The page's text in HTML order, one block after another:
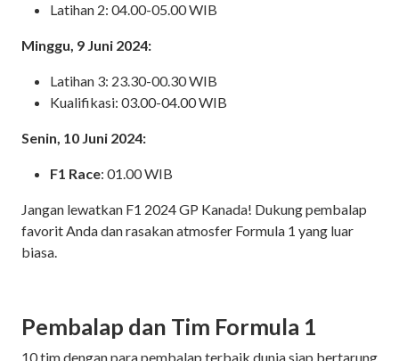
Latihan 2: 04.00-05.00 WIB
Minggu, 9 Juni 2024:
Latihan 3: 23.30-00.30 WIB
Kualifikasi: 03.00-04.00 WIB
Senin, 10 Juni 2024:
F1 Race: 01.00 WIB
Jangan lewatkan F1 2024 GP Kanada! Dukung pembalap
favorit Anda dan rasakan atmosfer Formula 1 yang luar
biasa.
Pembalap dan Tim Formula 1
10 tim dengan para pembalap terbaik dunia siap bertarung